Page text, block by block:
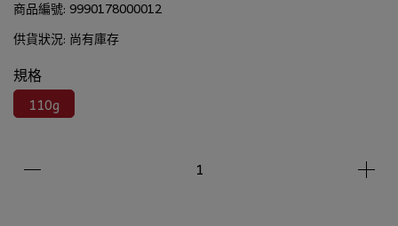
商品編號: 9990178000012
供貨狀況: 尚有庫存
規格
110g